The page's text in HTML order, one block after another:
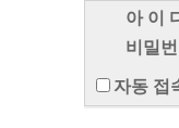
아 이
비밀
자동 접